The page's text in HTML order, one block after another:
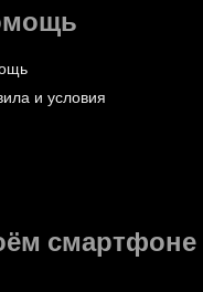
и условия
смартфоне